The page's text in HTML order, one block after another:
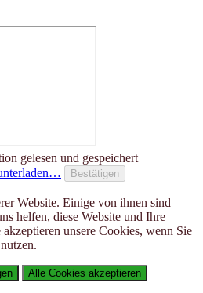
gelesen und gespeichert
Bestätigen
Website. Einige von ihnen sind
helfen, diese Website und Ihre
unsere Cookies, wenn Sie
Alle Cookies akzeptieren